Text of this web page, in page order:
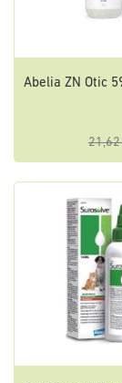
Abelia ZN Otic
21,62